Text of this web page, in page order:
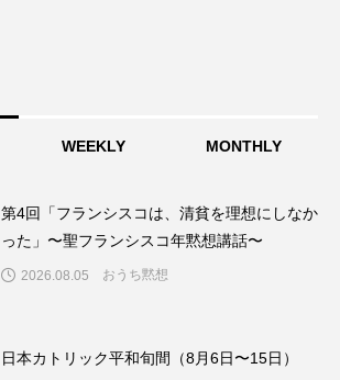
WEEKLY MONTHLY
第4回「フランシスコは、清貧を理想にしなか
った」〜聖フランシスコ年黙想講話〜
2026.08.05 おうち黙想
日本カトリック平和旬間（8月6日〜15日）